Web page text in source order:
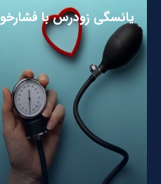
یائسگی زودرس با